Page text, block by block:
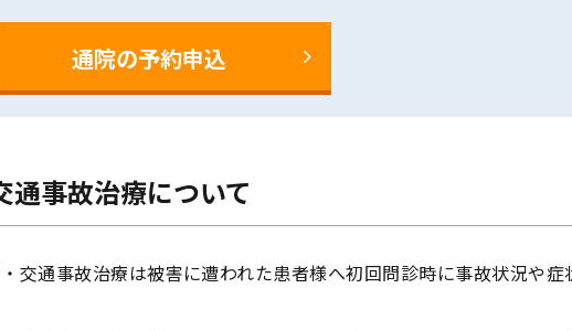
通院の予約申込
通事故治療について
交通事故治療は被害に遭われた患者様へ初回問診時に事故状況や症